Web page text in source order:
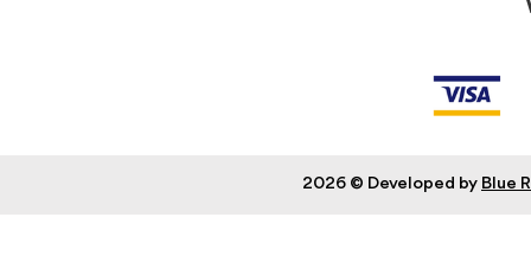
Developed by Blue
2026